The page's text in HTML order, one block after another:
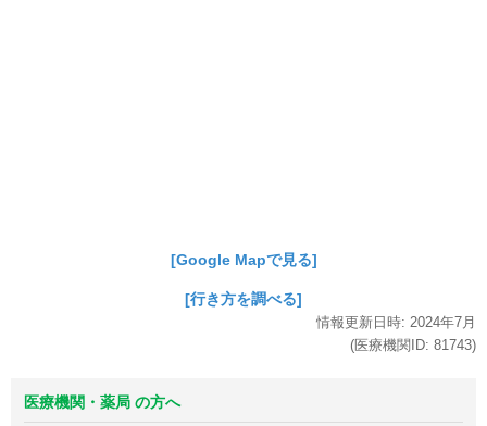
[Google Mapで見る]
[行き方を調べる]
情報更新日時: 2024年7月
(医療機関ID: 81743)
医療機関・薬局 の方へ